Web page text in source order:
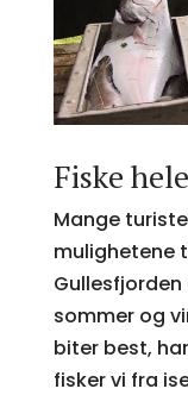
Fiske
Mange
mulighetene
sommer og
biter best,
fisker vi fra